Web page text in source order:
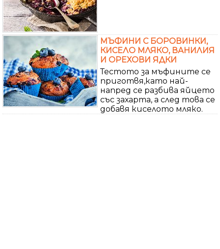
МЪФИНИ С БОРОВИНКИ,
КИСЕЛО МЛЯКО, ВАНИЛИЯ
И ОРЕХОВИ ЯДКИ
Тестото за мъфините се
приготвя,като най-
напред се разбива яйцето
със захарта, а след това се
добавя киселото мляко.